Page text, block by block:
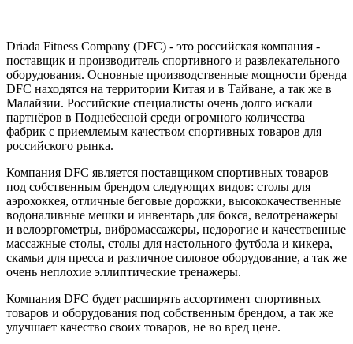
Driada Fitness Company (DFC) - это российская компания -
поставщик и производитель спортивного и развлекательного
оборудования. Основные производственные мощности бренда
DFC находятся на территории Китая и в Тайване, а так же в
Малайзии. Российские специалисты очень долго искали
партнёров в Поднебесной среди огромного количества
фабрик с приемлемым качеством спортивных товаров для
российского рынка.
Компания DFC является поставщиком спортивных товаров
под собственным брендом следующих видов: столы для
аэрохоккея, отличные беговые дорожки, высококачественные
водоналивные мешки и инвентарь для бокса, велотренажеры
и велоэргометры, вибромассажеры, недорогие и качественные
массажные столы, столы для настольного футбола и кикера,
скамьи для пресса и различное силовое оборудование, а так же
очень неплохие эллиптические тренажеры.
Компания DFC будет расширять ассортимент спортивных
товаров и оборудования под собственным брендом, а так же
улучшает качество своих товаров, не во вред цене.